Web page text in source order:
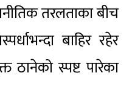
तरलताका बीच
बाहिर रहेर
ठानेको स्पष्ट पारेका